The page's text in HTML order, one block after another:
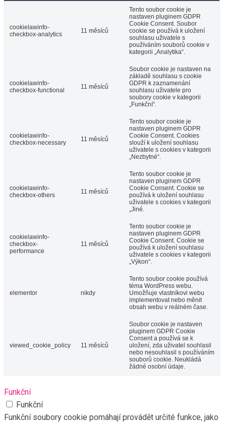
cookielawinfo-
checkbox-analytics
11 měsíců
Tento soubor cookie je
nastaven pluginem GDPR
Cookie Consent. Soubor
cookie se používá k uložení
souhlasu uživatele s
používáním souborů cookie v
kategorii „Analytika“.
cookielawinfo-
checkbox-functional
11 měsíců
Soubor cookie je nastaven na
základě souhlasu s cookie
GDPR k zaznamenání
souhlasu uživatele pro
soubory cookie v kategorii
„Funkční“.
cookielawinfo-
checkbox-necessary
11 měsíců
Tento soubor cookie je
nastaven pluginem GDPR
Cookie Consent. Cookies
slouží k uložení souhlasu
uživatele s cookies v kategorii
„Nezbytné“.
cookielawinfo-
checkbox-others
11 měsíců
Tento soubor cookie je
nastaven pluginem GDPR
Cookie Consent. Cookie se
používá k uložení souhlasu
uživatele s cookies v kategorii
„Jiné.
cookielawinfo-
checkbox-
performance
11 měsíců
Tento soubor cookie je
nastaven pluginem GDPR
Cookie Consent. Cookie se
používá k uložení souhlasu
uživatele s cookies v kategorii
„Výkon“.
elementor nikdy
Tento soubor cookie používá
téma WordPress webu.
Umožňuje vlastníkovi webu
implementovat nebo měnit
obsah webu v reálném čase.
viewed_cookie_policy 11 měsíců
Soubor cookie je nastaven
pluginem GDPR Cookie
Consent a používá se k
uložení, zda uživatel souhlasil
nebo nesouhlasil s používáním
souborů cookie. Neukládá
žádné osobní údaje.
Funkční
Funkční
Funkční soubory cookie pomáhají provádět určité funkce, jako